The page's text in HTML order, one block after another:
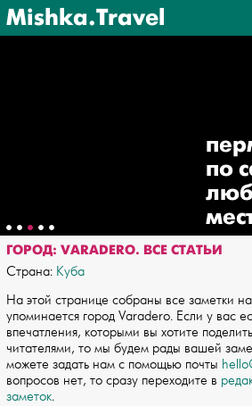
Mishka.Travel
по
ГОРОД: VARADERO. ВСЕ СТАТЬИ
Страна: Куба
На этой странице собраны все заметки
упоминается город Varadero. Если у вас
впечатления, которыми вы хотите
читателями, то мы будем рады вашей
можете задать нам с помощью почты
вопросов нет, то сразу переходите в
заметок.